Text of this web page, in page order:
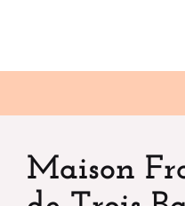
Maison